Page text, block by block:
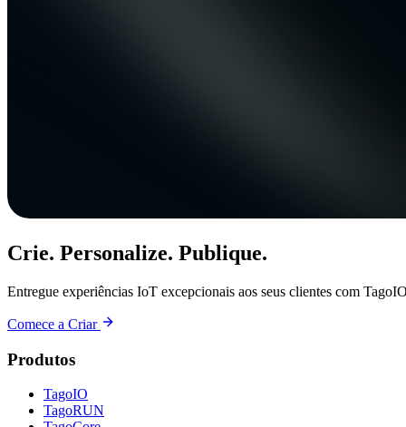
Crie. Personalize. Publique.
Entregue experiências IoT excepcionais aos seus clientes com
Comece a Criar
Produtos
TagoIO
TagoRUN